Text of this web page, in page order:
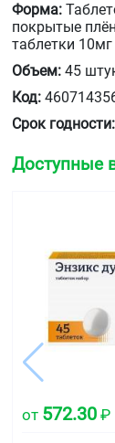
Форма:
покрытые
таблетки 10мг
Объем: 45
Код:
Срок годности:
Доступные
от 572.30 ₽